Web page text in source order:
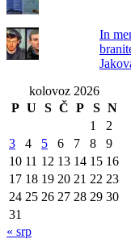
In
kolovoz 2026
P U S Č P S N
1
2
3
4 5 6 7 8
9
10 11 12 13 14 15 16
17 18 19 20 21 22 23
24 25 26 27 28 29 30
31
« srp